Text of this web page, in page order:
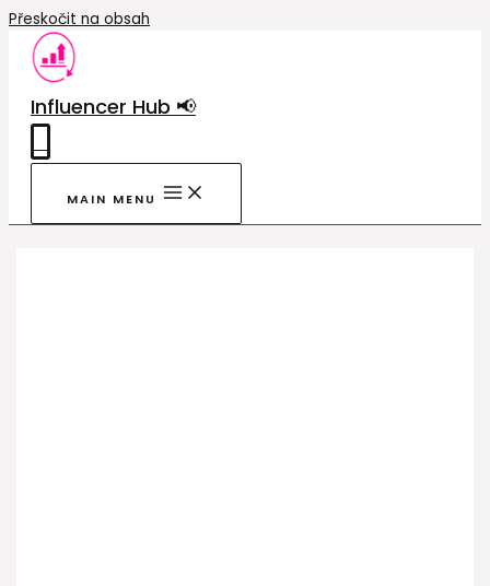
Přeskočit na obsah
Influencer Hub 📢
MAIN MENU